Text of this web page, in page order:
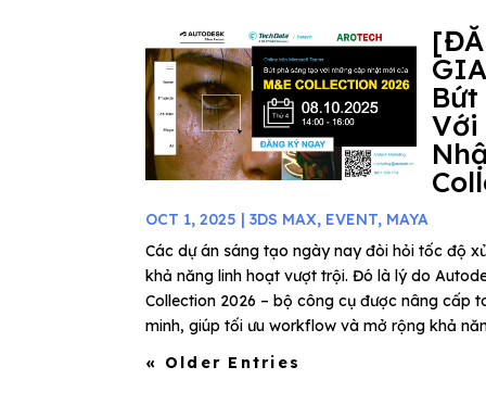
Với
OCT 1, 2025 |3DS MAX, EVENT, MAYA
Các dự án sáng tạo ngày nay đòi hỏi tốc độ
khả năng linh hoạt vượt trội. Đó là lý do
Collection 2026 – bộ công cụ được nâng cấp
minh, giúp tối ưu workflow và mở rộng khả
« Older Entries